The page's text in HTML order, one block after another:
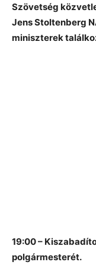
Szövetség
Jens Stoltenberg
miniszterek
19:00 –
polgármesterét.